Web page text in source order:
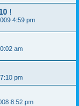
!
4:59 pm
am
pm
8:52 pm